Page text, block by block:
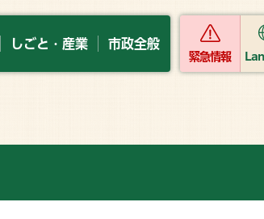
しごと・産業 市政全般
緊急情報